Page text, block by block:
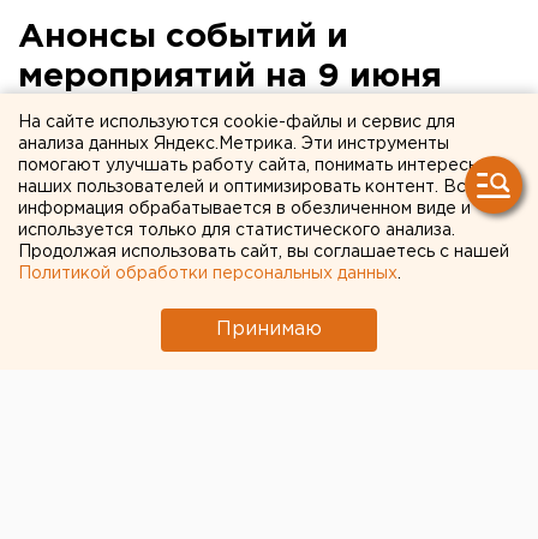
Анонсы событий и
мероприятий на 9 июня
2007 года:
В 10.00 в Уральском государственном
экономическом университете (ул.
В 10.00 в Уральском государственном
экономическом университете (ул. 8 Марта, 62, ауд.
262) состоится семинар «Уроки биржевого
мастерства». Семинар предназначен для всех
На сайте используются cookie-файлы и сервис для
анализа данных Яндекс.Метрика. Эти инструменты
помогают улучшать работу сайта, понимать интересы
наших пользователей и оптимизировать контент. Вся
информация обрабатывается в обезличенном виде и
используется только для статистического анализа.
Продолжая использовать сайт, вы соглашаетесь с нашей
Политикой обработки персональных данных
Принимаю